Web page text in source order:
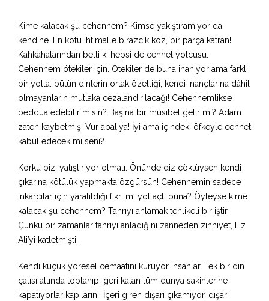
Kime kalacak şu cehennem? Kimse yakıştıramıyor da
kendine. En kötü ihtimalle birazcık köz, bir parça katran!
Kahkahalarından belli ki hepsi de cennet yolcusu.
Cehennem ötekiler için. Ötekiler de buna inanıyor ama farklı
bir yolla: bütün dinlerin ortak özelliği, kendi inançlarına dâhil
olmayanların mutlaka cezalandırılacağı! Cehennemlikse
beddua edebilir misin? Başına bir musibet gelir mi? Adam
zaten kaybetmiş. Vur abalıya! İyi ama içindeki öfkeyle cennet
kabul edecek mi seni?
Korku bizi yatıştırıyor olmalı. Önünde diz çöktüysen kendi
çıkarına kötülük yapmakta özgürsün! Cehennemin sadece
inkarcılar için yaratıldığı fikri mi yol açtı buna? Öyleyse kime
kalacak şu cehennem? Tanrıyı anlamak tehlikeli bir iştir.
Çünkü bir zamanlar tanrıyı anladığını zanneden zihniyet, Hz
Ali’yi katletmişti.
Kendi küçük yöresel cemaatini kuruyor insanlar. Tek bir din
çatısı altında toplanıp, geri kalan tüm dünya sakinlerine
kapatıyorlar kapılarını. İçeri giren dışarı çıkamıyor, dışarı